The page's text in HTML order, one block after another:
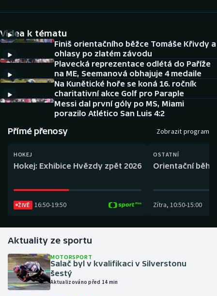
DALŠÍ SPORTY
Americký fotbal
Baseball a softbal
Biatlon
Boby a skeleton
Curling
Dostihy
Florbal
Futsal
NEPŘEHLÉDNĚTE
Historické návraty
Aplikace ČT sport
AZ kvíz
Videa k tématu
Finiš orientačního běžce Tomáše Křivdy a
ohlasy po zlatém závodu
Plavecká reprezentace odlétá do Paříže
na ME, Seemanová obhajuje 4 medaile
Na Kunětické hoře se koná 16. ročník
charitativní akce Golf pro Paraple
Messi dal první góly po MS, Miami
porazilo Atlético San Luis 4:2
Přímé přenosy Zobrazit program
HOKEJ
Hokej: Exhibice Hvězdy zpět 2026
ŽIVĚ 16:50-19:50
OSTATNÍ
Orientační běh:
Zítra, 10:50-15:00
Aktuality ze sportu
MOTORSPORT
Salač byl v kvalifikaci v Silverstonu
šestý
Aktualizováno před 14 min